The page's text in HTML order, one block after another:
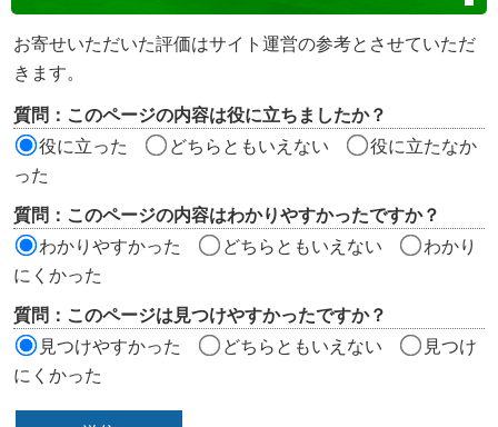
ン
ツ
価
ア
お寄せいただいた評価はサイト運営の参考とさせていただ
きます。
質問：このページの内容は役に立ちましたか？
役に立った
どちらともいえない
役に立たなか
った
質問：このページの内容はわかりやすかったですか？
わかりやすかった
どちらともいえない
わかり
にくかった
質問：このページは見つけやすかったですか？
見つけやすかった
どちらともいえない
見つけ
にくかった